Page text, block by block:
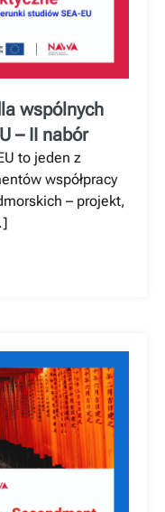
wspólnych
– II nabór
to jeden z
współpracy
– projekt,